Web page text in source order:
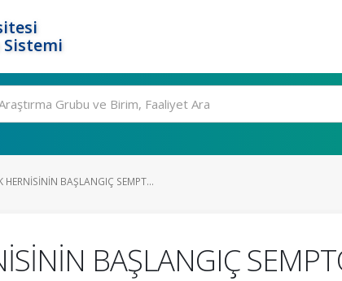
HERNİSİNİN BAŞLANGIÇ SEMPT...
BAŞLANGIÇ